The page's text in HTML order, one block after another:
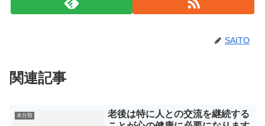
SAITO
関連記事
未分類
老後は特に人との交流を継続する